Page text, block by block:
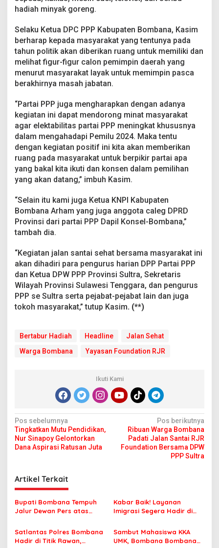
hadiah minyak goreng.
Selaku Ketua DPC PPP Kabupaten Bombana, Kasim
berharap kepada masyarakat yang tentunya pada
tahun politik akan diberikan ruang untuk memiliki dan
melihat figur-figur calon pemimpin daerah yang
menurut masyarakat layak untuk memimpin pasca
berakhirnya masah jabatan.
“Partai PPP juga mengharapkan dengan adanya
kegiatan ini dapat mendorong minat masyarakat
agar elektabilitas partai PPP meningkat khususnya
dalam mengahadapi Pemilu 2024. Maka tentu
dengan kegiatan positif ini kita akan memberikan
ruang pada masyarakat untuk berpikir partai apa
yang bakal kita ikuti dan konsen dalam pemilihan
yang akan datang,” imbuh Kasim.
“Selain itu kami juga Ketua KNPI Kabupaten
Bombana Arham yang juga anggota caleg DPRD
Provinsi dari partai PPP Dapil Konsel-Bombana,”
tambah dia.
“Kegiatan jalan santai sehat bersama masyarakat ini
akan dihadiri para pengurus harian DPP Partai PPP
dan Ketua DPW PPP Provinsi Sultra, Sekretaris
Wilayah Provinsi Sulawesi Tenggara, dan pengurus
PPP se Sultra serta pejabat-pejabat lain dan juga
tokoh masyarakat,” tutup Kasim. (**)
Bertabur Hadiah Headline
Jalan Sehat
Warga Bombana
Yayasan Foundation RJR
Ikuti Kami
N
a
v
g
a
s
p
Pos sebelumnya
Tingkatkan Mutu Pendidikan,
Nur Sinapoy Gelontorkan
Dana Aspirasi Ratusan Juta
Pos berikutnya
Ribuan Warga Bombana
Padati Jalan Santai RJR
Foundation Bersama DPW
PPP Sultra
Artikel Terkait
Bupati Bombana Tempuh
Jalur Dewan Pers atas
Korupsi Jembatan Cirauci II
Kabar Baik! Layanan
Imigrasi Segera Hadir di
Perlu Lagi ke Kendari
Satlantas Polres Bombana
Hadir di Titik Rawan,
Sambut Mahasiswa KKA
UMK, Bombana Bombana